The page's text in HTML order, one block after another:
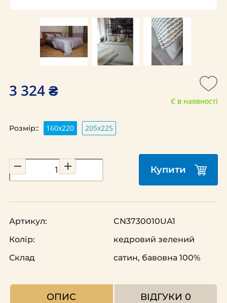
3 324 ₴
Є в наявності
Розмір:: 160х220 205х225
Купити
Артикул:
CN3730010UA1
Колір:
кедровий зелений
Склад
сатин, бавовна 100%
ОПИС ВІДГУКИ 0